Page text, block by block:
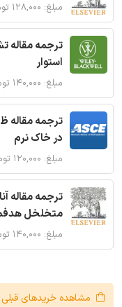
مبلغ: ۱۲۸,۰۰۰ تومان
ترجمه مقاله
استوار
مبلغ: ۱۴۰,۰۰۰ تومان
ترجمه مقاله
در خاک نرم
مبلغ: ۱۲۰,۰۰۰ تومان
ترجمه مقاله
متخلخل
مبلغ: ۱۴۰,۰۰۰ تومان
مشاهده خریدهای قبلی